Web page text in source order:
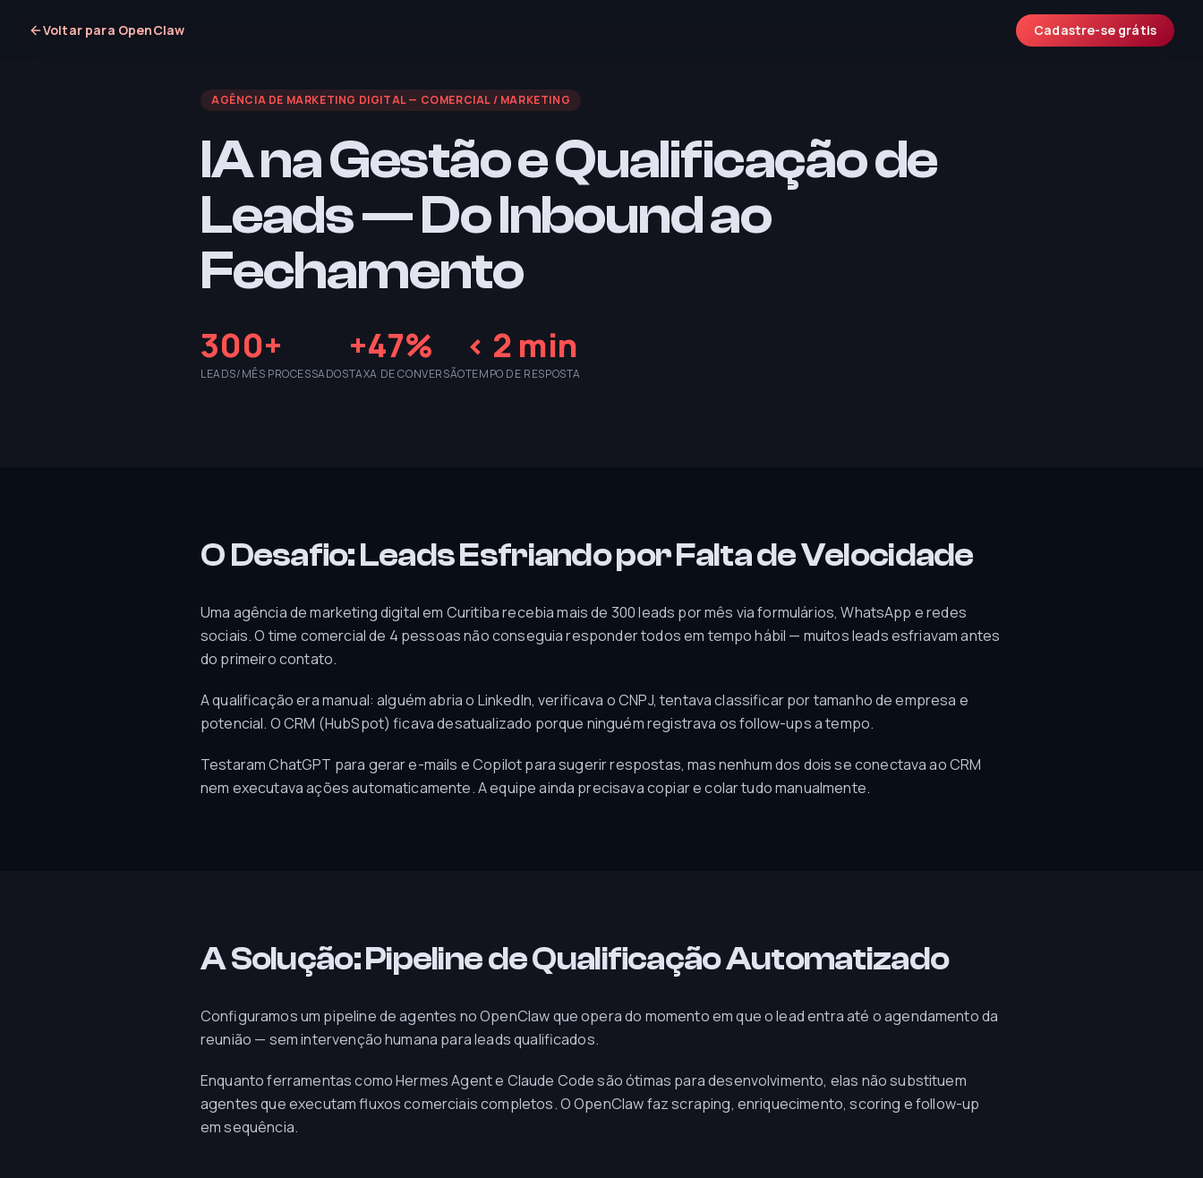
Voltar para OpenClaw Cadastre-se grátis
AGÊNCIA DE MARKETING DIGITAL— COMERCIAL / MARKETING
IA na Gestão e Qualificação de
Leads — Do Inbound ao
Fechamento
300+
LEADS/MÊS PROCESSADOS
+47%
TAXA DE CONVERSÃO
< 2 min
TEMPO DE RESPOSTA
O Desafio: Leads Esfriando por Falta de Velocidade
Uma agência de marketing digital em Curitiba recebia mais de 300 leads por mês via formulários, WhatsApp e redes
sociais. O time comercial de 4 pessoas não conseguia responder todos em tempo hábil — muitos leads esfriavam antes
do primeiro contato.
A qualificação era manual: alguém abria o LinkedIn, verificava o CNPJ, tentava classificar por tamanho de empresa e
potencial. O CRM (HubSpot) ficava desatualizado porque ninguém registrava os follow-ups a tempo.
Testaram ChatGPT para gerar e-mails e Copilot para sugerir respostas, mas nenhum dos dois se conectava ao CRM
nem executava ações automaticamente. A equipe ainda precisava copiar e colar tudo manualmente.
A Solução: Pipeline de Qualificação Automatizado
Configuramos um pipeline de agentes no OpenClaw que opera do momento em que o lead entra até o agendamento da
reunião — sem intervenção humana para leads qualificados.
Enquanto ferramentas como Hermes Agent e Claude Code são ótimas para desenvolvimento, elas não substituem
agentes que executam fluxos comerciais completos. O OpenClaw faz scraping, enriquecimento, scoring e follow-up
em sequência.